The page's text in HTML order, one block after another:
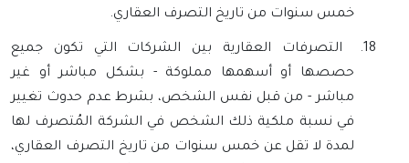
خمس سنوات من تاريخ التصرف العقاري.
18.
التصرفات العقارية بين الشركات التي تكون جميع
حصصها أو أسهمها مملوكة - بشكل مباشر أو غير
مباشر - من قبل نفس الشخص، بشرط عدم حدوث تغيير
في نسبة ملكية ذلك الشخص في الشركة المُتصرف لها
لمدة لا تقل عن خمس سنوات من تاريخ التصرف العقاري،